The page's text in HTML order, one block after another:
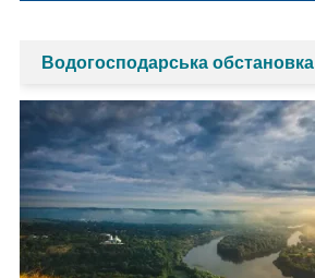
Водогосподарська обстановка